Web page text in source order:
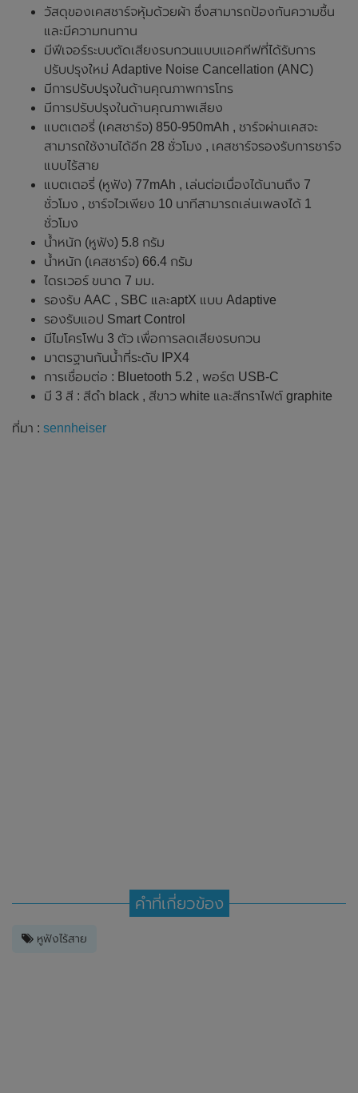
วัสดุของเคสชาร์จหุ้มด้วยผ้า ซึ่งสามารถป้องกันความชื้น
และมีความทนทาน
มีฟีเจอร์ระบบตัดเสียงรบกวนแบบแอคทีฟที่ได้รับการ
ปรับปรุงใหม่ Adaptive Noise Cancellation (ANC)
มีการปรับปรุงในด้านคุณภาพการโทร
มีการปรับปรุงในด้านคุณภาพเสียง
แบตเตอรี่ (เคสชาร์จ) 850-950mAh , ชาร์จผ่านเคสจะ
สามารถใช้งานได้อีก 28 ชั่วโมง , เคสชาร์จรองรับการชาร์จ
แบบไร้สาย
แบตเตอรี่ (หูฟัง) 77mAh , เล่นต่อเนื่องได้นานถึง 7
ชั่วโมง , ชาร์จไวเพียง 10 นาทีสามารถเล่นเพลงได้ 1
ชั่วโมง
น้ําหนัก (หูฟัง) 5.8 กรัม
น้ําหนัก (เคสชาร์จ) 66.4 กรัม
ไดรเวอร์ ขนาด 7 มม.
รองรับ AAC , SBC และaptX แบบ Adaptive
รองรับแอป Smart Control
มีไมโครโฟน 3 ตัว เพื่อการลดเสียงรบกวน
มาตรฐานกันน้ำที่ระดับ IPX4
การเชื่อมต่อ : Bluetooth 5.2 , พอร์ต USB-C
มี 3 สี : สีดำ black , สีขาว white และสีกราไฟต์ graphite
ที่มา : sennheiser
คำที่เกี่ยวข้อง
หูฟังไร้สาย